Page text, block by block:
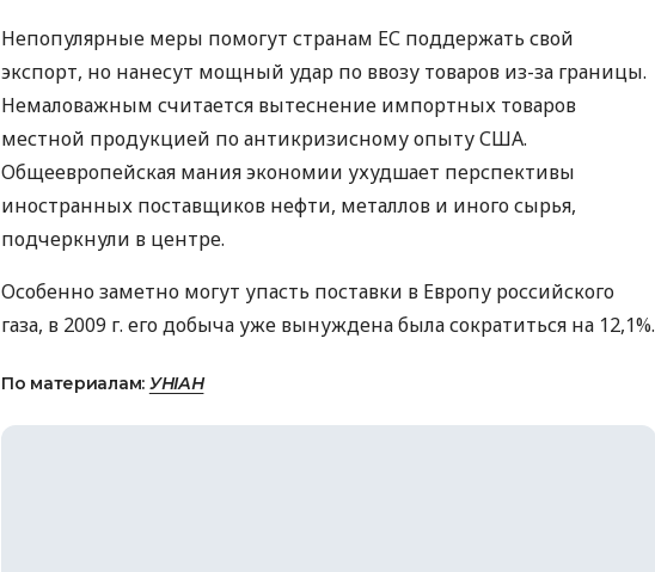
Непопулярные меры помогут странам ЕС поддержать свой
экспорт, но нанесут мощный удар по ввозу товаров из-за границы.
Немаловажным считается вытеснение импортных товаров
местной продукцией по антикризисному опыту США.
Общеевропейская мания экономии ухудшает перспективы
иностранных поставщиков нефти, металлов и иного сырья,
подчеркнули в центре.
Особенно заметно могут упасть поставки в Европу российского
газа, в 2009 г. его добыча уже вынуждена была сократиться на 12,1%.
По материалам: УНІАН